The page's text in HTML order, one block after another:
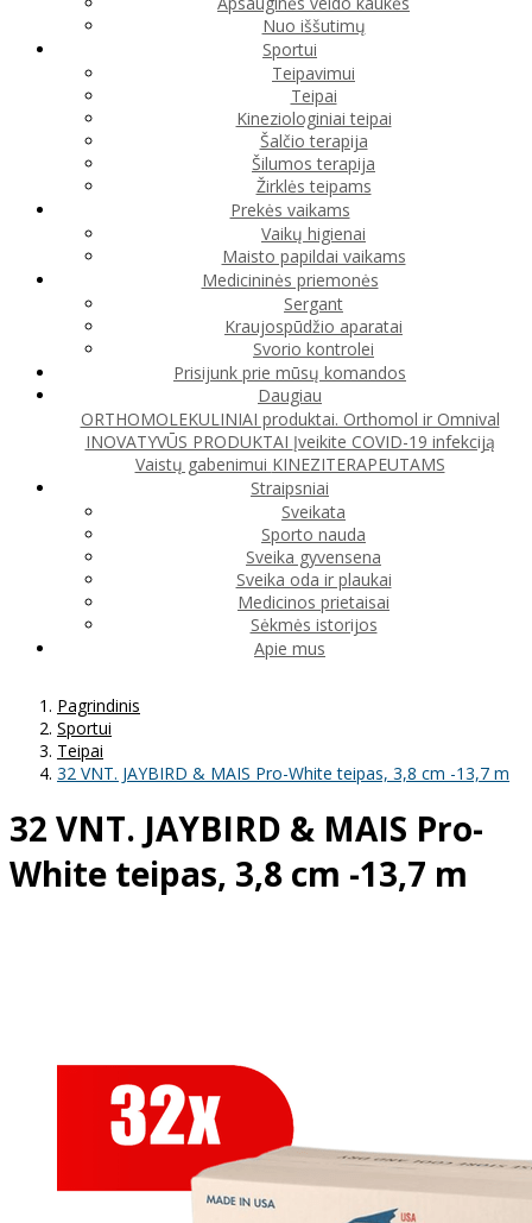
Nuo iššutimų
Sportui
Teipavimui
Teipai
Kineziologiniai teipai
Šalčio terapija
Šilumos terapija
Žirklės teipams
Prekės vaikams
Vaikų higienai
Maisto papildai vaikams
Medicininės priemonės
Sergant
Kraujospūdžio aparatai
Svorio kontrolei
Prisijunk prie mūsų komandos
Daugiau
ORTHOMOLEKULINIAI produktai. Orthomol ir Omnival
INOVATYVŪS PRODUKTAI Įveikite COVID-19 infekciją
Vaistų gabenimui KINEZITERAPEUTAMS
Straipsniai
Sveikata
Sporto nauda
Sveika gyvensena
Sveika oda ir plaukai
Medicinos prietaisai
Sėkmės istorijos
Apie mus
Pagrindinis
Sportui
Teipai
32 VNT. JAYBIRD & MAIS Pro-White teipas, 3,8 cm -13,7 m
32 VNT. JAYBIRD & MAIS Pro-
White teipas, 3,8 cm -13,7 m